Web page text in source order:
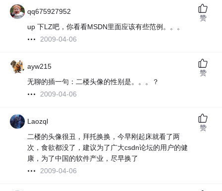
qq675927952
up 下LZ吧，你看看MSDN里面应该有些范例。。。
2009-04-06
赞
ayw215
无聊的插一句：二楼头像的性别是。。。？
2009-04-06
赞
Laozql
二楼的头像很丑，拜托换换，今早刚起床就看了两
次，食欲都没了，建议为了广大csdn论坛的用户的健
康，为了中国的软件产业，尽早换了
2009-04-06
赞